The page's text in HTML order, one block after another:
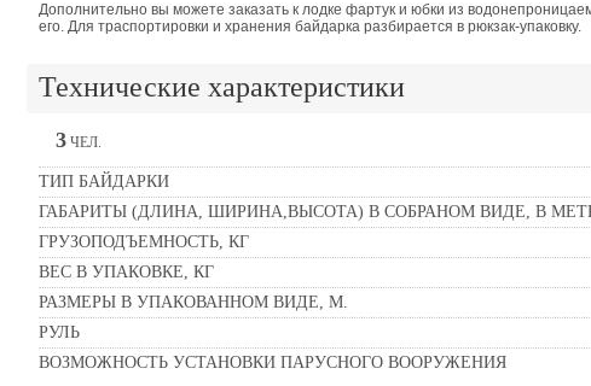
Дополнительно вы можете заказать к лодке фартук и юбки из
его. Для траспортировки и хранения байдарка разбирается в рюкзак-упаковку.
Технические характеристики
3 ЧЕЛ.
ТИП БАЙДАРКИ
ГАБАРИТЫ (ДЛИНА, ШИРИНА,ВЫСОТА) В СОБРАНОМ ВИДЕ, В
ГРУЗОПОДЪЕМНОСТЬ, КГ
ВЕС В УПАКОВКЕ, КГ
РАЗМЕРЫ В УПАКОВАННОМ ВИДЕ, М.
РУЛЬ
ВОЗМОЖНОСТЬ УСТАНОВКИ ПАРУСНОГО ВООРУЖЕНИЯ